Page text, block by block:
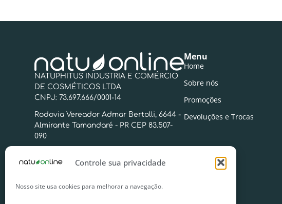
Controle sua privacidade
Nosso site usa cookies para melhorar a navegação.
NATUPHITUS INDUSTRIA E COMÉRCIO
DE COSMÉTICOS LTDA
CNPJ: 73.697.666/0001-14
Rodovia Vereador Admar Bertolli, 6644 -
Almirante Tamandaré - PR CEP 83.507-
090
sac@natuphitus.com.br
Menu
Home
Sobre nós
Promoções
Devoluções e Trocas